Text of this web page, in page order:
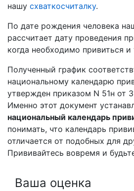
нашу схваткосчиталку.
По дате рождения человека
рассчитает дату проведения
когда необходимо привиться
Полученный график
национальному календарю
утвержден приказом N 51н от
Именно этот документ
национальный календарь
понимать, что календарь
отличается от подобных для
Прививайтесь вовремя и
Ваша оценка